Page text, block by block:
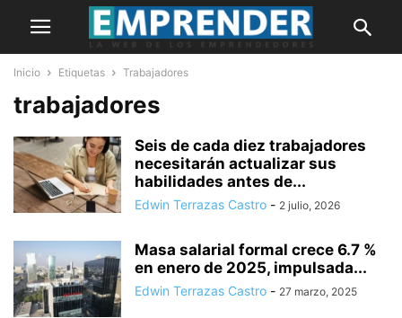
Inicio Etiquetas Trabajadores
trabajadores
Seis de cada diez trabajadores
necesitarán actualizar sus
habilidades antes de...
Edwin Terrazas Castro - 2 julio, 2026
Masa salarial formal crece 6.7 %
en enero de 2025, impulsada...
Edwin Terrazas Castro - 27 marzo, 2025